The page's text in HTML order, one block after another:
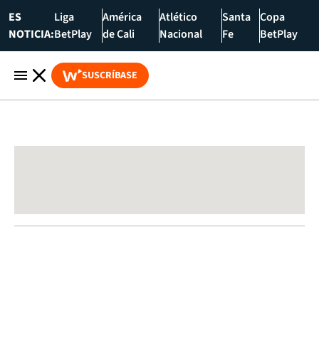
ES
NOTICIA:
Liga
BetPlay
América
de Cali
Atlético
Nacional
Santa
Fe
Copa
BetPlay
SUSCRÍBASE